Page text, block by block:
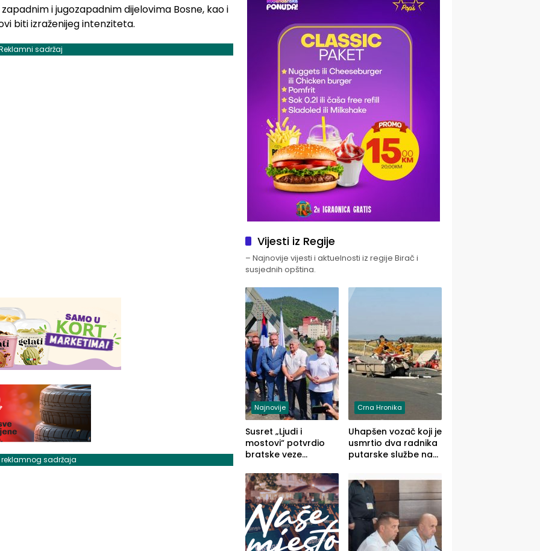
i jugozapadnim dijelovima Bosne, kao i
biti izraženijeg intenziteta.
sadržaj
reklamnog sadržaja
Vijesti iz Regije
– Najnovije vijesti i aktuelnosti iz regije Birač i
susjednih opština.
Najnovije
Susret „Ljudi i
mostovi“ potvrdio
bratske veze
Zvornika
Crna Hronika
Uhapšen vozač koji je
usmrtio dva radnika
putarske službe na
prema Šapcu
(FOTO)